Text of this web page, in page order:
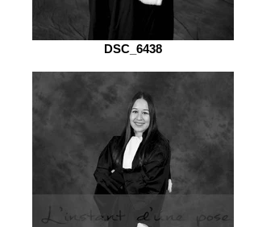
DSC_6438